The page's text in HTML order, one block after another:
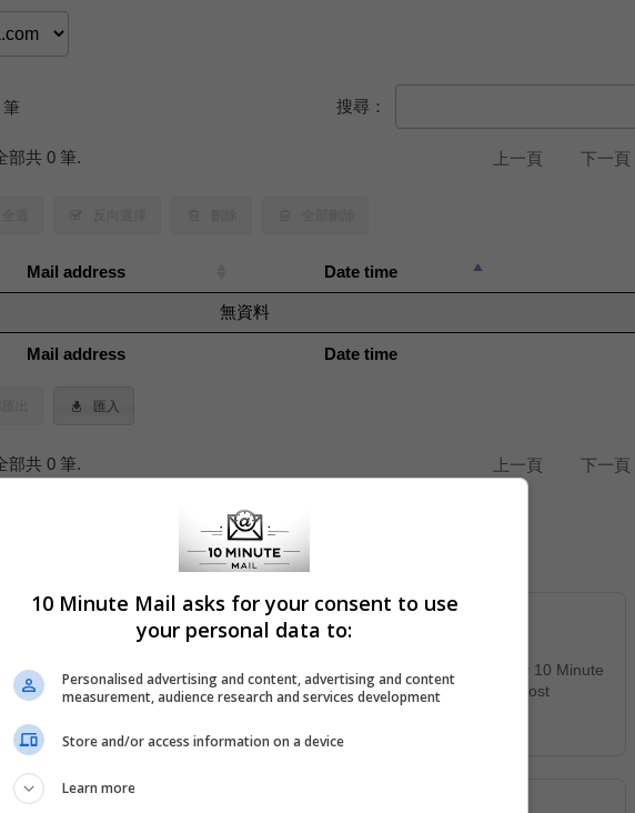
筆 搜尋：
部共 0 筆. 上一頁 下一頁
Mail address Date time
Mail address Date time
無資料
匯入
部共 0 筆. 上一頁 下一頁
Minute Mail: Instant Registration Solution
digital age, online privacy and convenience often seem at odds. Enter 10 Minute
a service that offers a quick and efficient solution to one of the internet's most
10 Minute Mail asks for your consent to use
your personal data to:
Personalised advertising and content, advertising and content
measurement, audience research and services development
Store and/or access information on a device
Learn more